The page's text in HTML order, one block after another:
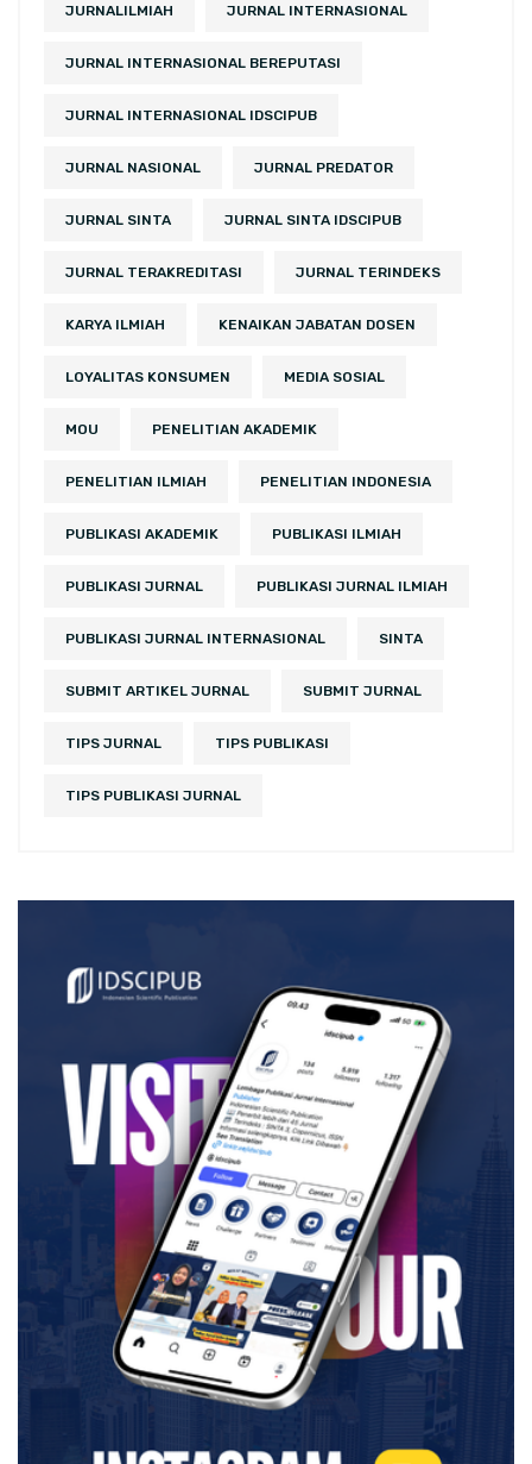
JURNALILMIAH JURNAL INTERNASIONAL
JURNAL INTERNASIONAL BEREPUTASI
JURNAL INTERNASIONAL IDSCIPUB
JURNAL NASIONAL JURNAL PREDATOR
JURNAL SINTA JURNAL SINTA IDSCIPUB
JURNAL TERAKREDITASI JURNAL TERINDEKS
KARYA ILMIAH KENAIKAN JABATAN DOSEN
LOYALITAS KONSUMEN MEDIA SOSIAL
MOU PENELITIAN AKADEMIK
PENELITIAN ILMIAH PENELITIAN INDONESIA
PUBLIKASI AKADEMIK PUBLIKASI ILMIAH
PUBLIKASI JURNAL PUBLIKASI JURNAL ILMIAH
PUBLIKASI JURNAL INTERNASIONAL SINTA
SUBMIT ARTIKEL JURNAL SUBMIT JURNAL
TIPS JURNAL TIPS PUBLIKASI
TIPS PUBLIKASI JURNAL